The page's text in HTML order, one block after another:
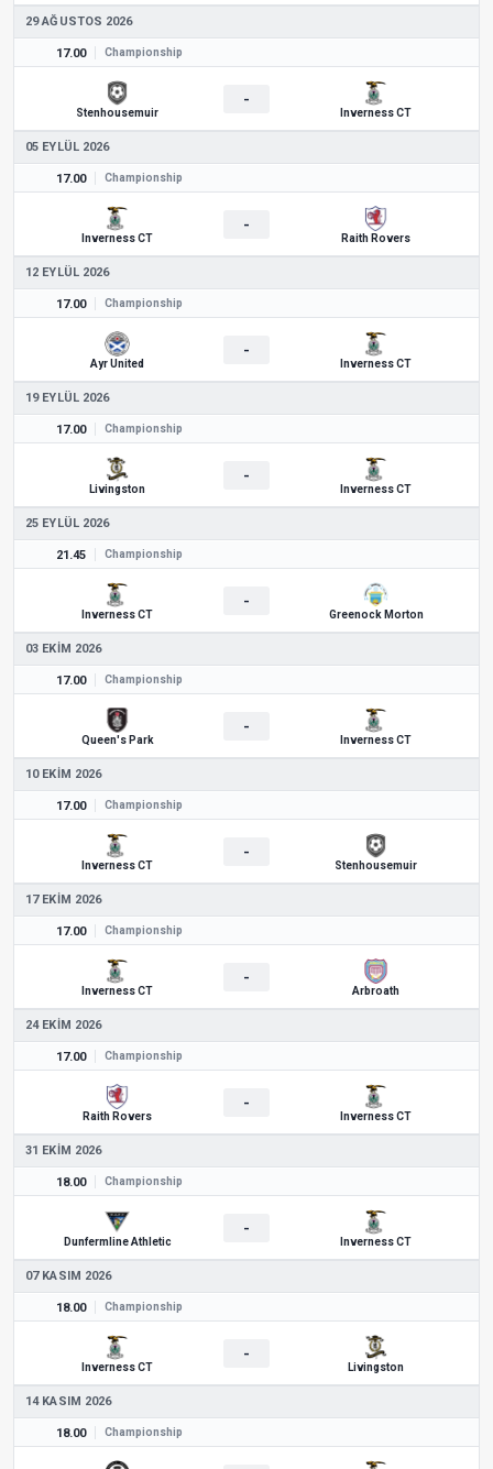
29 AĞUSTOS 2026
17.00 Championship
Stenhousemuir
-
Inverness CT
05 EYLÜL 2026
17.00 Championship
Inverness CT
-
Raith Rovers
12 EYLÜL 2026
17.00 Championship
Ayr United
-
Inverness CT
19 EYLÜL 2026
17.00 Championship
Livingston
-
Inverness CT
25 EYLÜL 2026
21.45 Championship
Inverness CT
-
Greenock Morton
03 EKIM 2026
17.00 Championship
Queen's Park
-
Inverness CT
10 EKIM 2026
17.00 Championship
Inverness CT
-
Stenhousemuir
17 EKIM 2026
17.00 Championship
Inverness CT
-
Arbroath
24 EKIM 2026
17.00 Championship
Raith Rovers
-
Inverness CT
31 EKIM 2026
18.00 Championship
Dunfermline Athletic
-
Inverness CT
07 KASIM 2026
18.00 Championship
Inverness CT
-
Livingston
14 KASIM 2026
18.00 Championship